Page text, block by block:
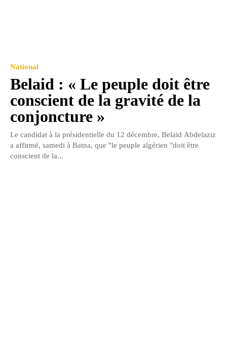
National
Belaid : « Le peuple doit être
conscient de la gravité de la
conjoncture »
Le candidat à la présidentielle du 12 décembre, Belaid Abdelaziz
a affirmé, samedi à Batna, que "le peuple algérien "doit être
conscient de la...